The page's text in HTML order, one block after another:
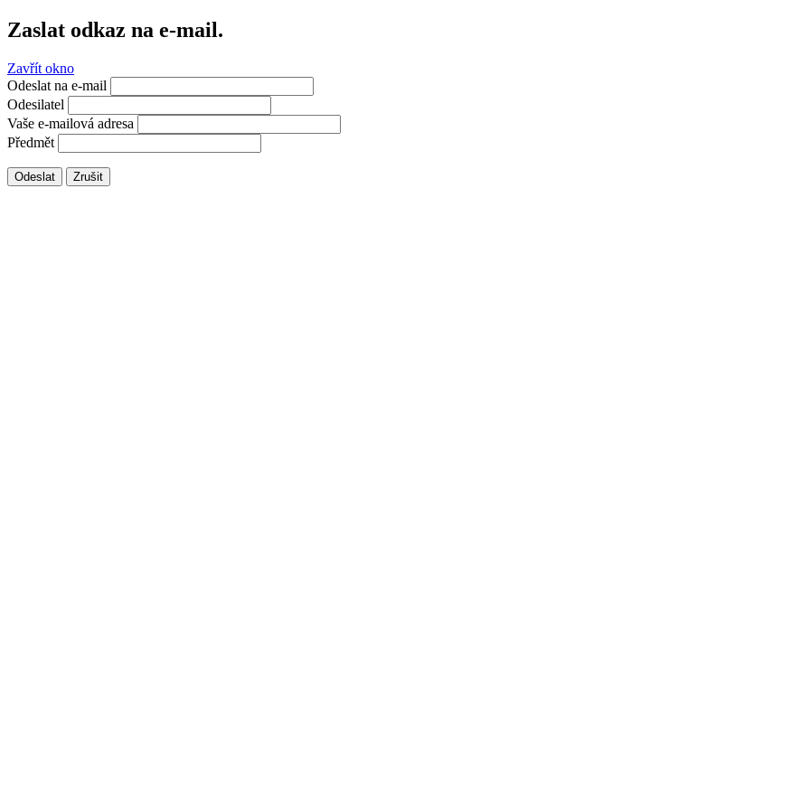
Zaslat odkaz na e-mail.
Zavřít okno
Odeslat na e-mail
Odesilatel
Vaše e-mailová adresa
Předmět
Odeslat Zrušit